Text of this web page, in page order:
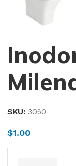
SKU: 3060
$1.00